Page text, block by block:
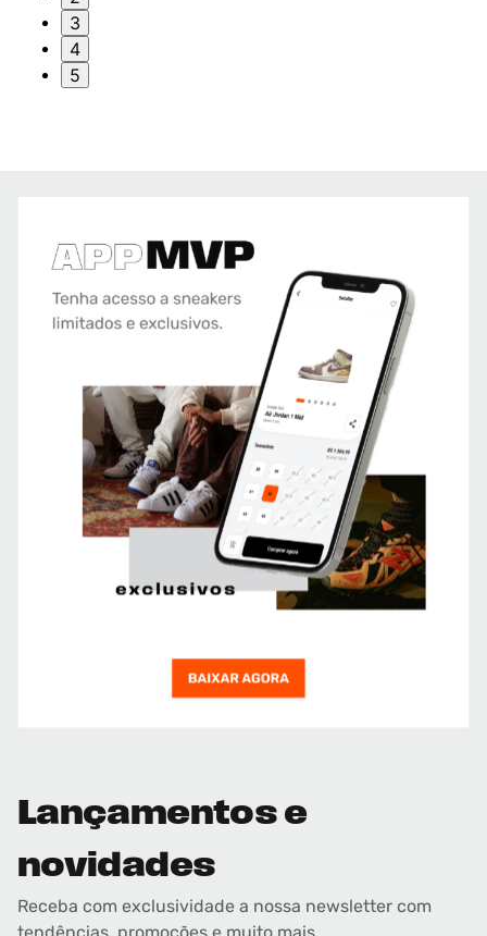
3
4
5
Lançamentos e
novidades
Receba com exclusividade a nossa newsletter com